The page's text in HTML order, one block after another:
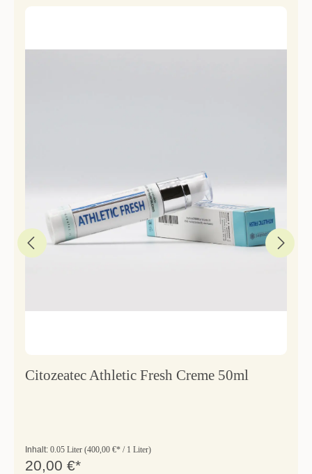
Citozeatec Athletic Fresh Creme 50ml
Inhalt: 0.05 Liter (400,00 €* / 1 Liter)
20,00 €*